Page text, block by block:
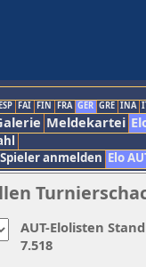
FAI FIN FRA GER GRE INA
Meldekartei
Spieler anmelden Elo
AUT-Elolisten
7.518